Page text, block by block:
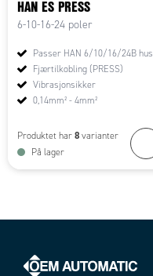
HAN ES PRESS
6-10-16-24 poler
Passer HAN 6/10/16/24B hus
Fjærtilkobling (PRESS)
Vibrasjonsikker
0,14mm² - 4mm²
Produktet har 8 varianter
På lager